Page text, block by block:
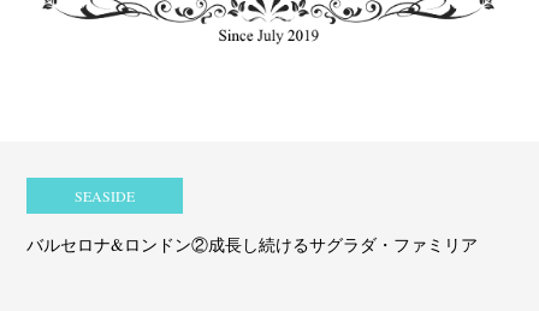
SEASIDE
バルセロナ&ロンドン②成長し続けるサグラダ・ファミリア